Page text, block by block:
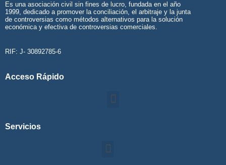
Es una asociación civil sin fines de lucro, fundada en el año
1999, dedicado a promover la conciliación, el arbitraje y la junta
de controversias como métodos alternativos para la solución
económica y efectiva de controversias comerciales.
RIF: J- 30892785-6
Acceso Rápido
Servicios